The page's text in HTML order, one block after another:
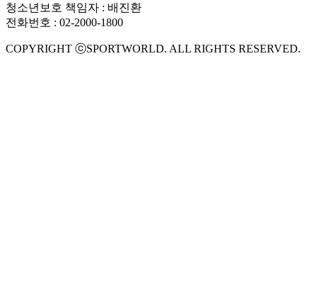
청소년보호 책임자 : 배진환
전화번호 : 02-2000-1800
COPYRIGHT ⓒSPORTWORLD. ALL RIGHTS RESERVED.